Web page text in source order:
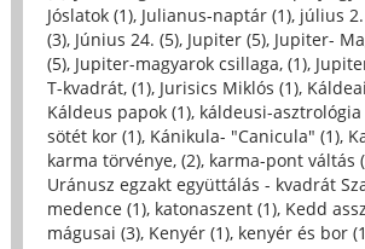
Jóslatok (1), Julianus-naptár (1), július
(3), Június 24. (5), Jupiter (5), Jupiter-
(5), Jupiter-magyarok csillaga, (1),
T-kvadrát, (1), Jurisics Miklós (1),
Káldeus papok (1), káldeusi-asztrológia
sötét kor (1), Kánikula- "Canicula" (1),
karma törvénye, (2), karma-pont váltás
Uránusz egzakt együttálás - kvadrát
medence (1), katonaszent (1), Kedd
mágusai (3), Kenyér (1), kenyér és bor